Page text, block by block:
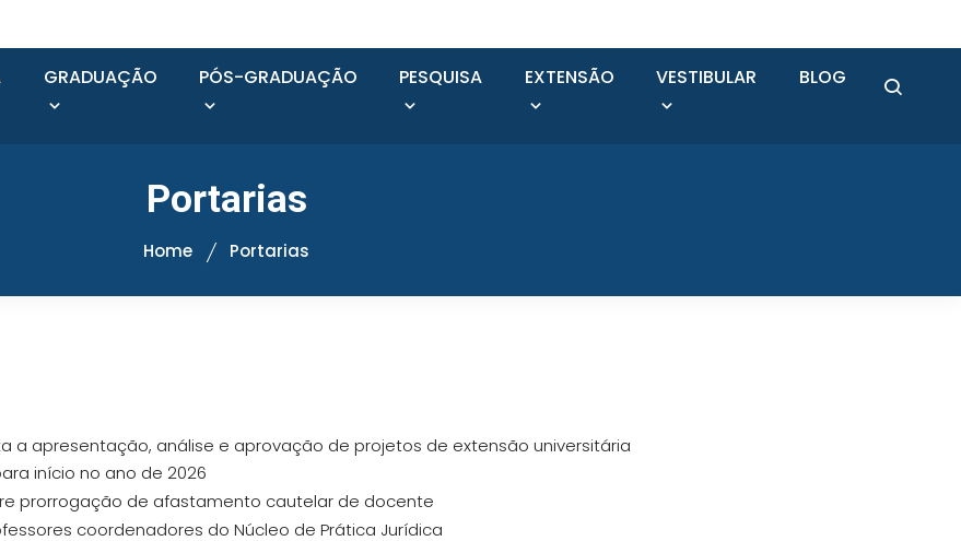
GRADUAÇÃO PÓS-GRADUAÇÃO PESQUISA EXTENSÃO VESTIBULAR BLOG
Portarias
Home Portarias
a apresentação, análise e aprovação de projetos de extensão universitária
início no ano de 2026
prorrogação de afastamento cautelar de docente
coordenadores do Núcleo de Prática Jurídica